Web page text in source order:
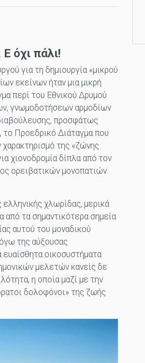
όχι πάλι!
για τη δημιουργία «μικρού
εκείνων ήταν μια μικρή
περί του Εθνικού Δρυμού
γνωμοδοτήσεων αρμοδίων
προσφάτως
Προεδρικό Διάταγμα που
της «ζώνης
χιονοδρομία δίπλα από τον
ορειβατικών μονοπατιών
χλωρίδας, μερικά
τα σημαντικότερα σημεία
αυτού του μοναδικού
της αύξουσας
οικοσυστήματα
μελετών κανείς δε
η οποία μαζί με την
δολοφόνοι» της ζωής